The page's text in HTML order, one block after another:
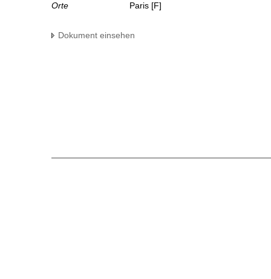
Orte
Paris [F]
Dokument einsehen